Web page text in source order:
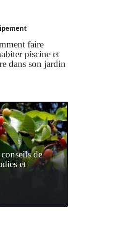
faire
piscine et
dans son jardin
de
et